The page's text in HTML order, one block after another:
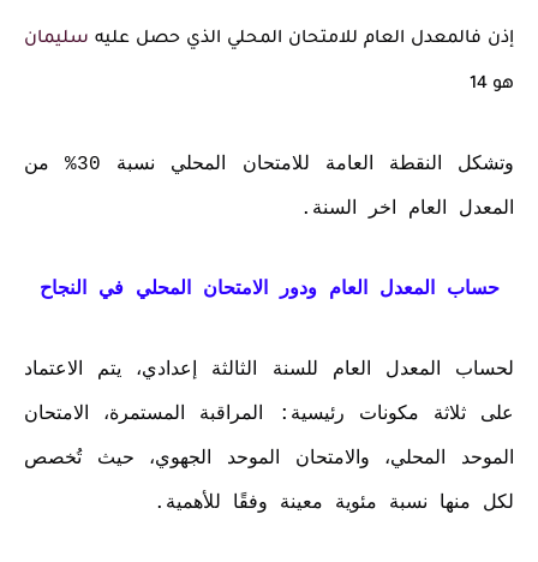
إذن فالمعدل العام للامتحان المحلي الذي حصل عليه سليمان
هو 14
وتشكل النقطة العامة للامتحان المحلي نسبة 30% من
المعدل العام اخر السنة.
حساب المعدل العام ودور الامتحان المحلي في النجاح
لحساب المعدل العام للسنة الثالثة إعدادي، يتم الاعتماد
على ثلاثة مكونات رئيسية: المراقبة المستمرة، الامتحان
الموحد المحلي، والامتحان الموحد الجهوي، حيث تُخصص
لكل منها نسبة مئوية معينة وفقًا للأهمية.